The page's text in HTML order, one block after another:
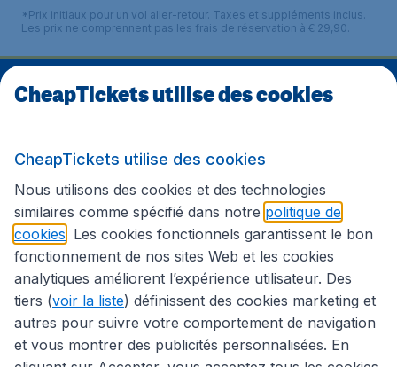
*Prix initiaux pour un vol aller-retour. Taxes et suppléments inclus.
Les prix ne comprennent pas les frais de réservation à € 29,90.
CheapTickets.be
Sites internationaux
CheapTickets utilise des cookies
CheapTickets utilise des cookies
Nous utilisons des cookies et des technologies
similaires comme spécifié dans notre politique de
cookies . Les cookies fonctionnels garantissent le bon
fonctionnement de nos sites Web et les cookies
analytiques améliorent l’expérience utilisateur. Des
tiers (voir la liste) définissent des cookies marketing et
autres pour suivre votre comportement de navigation
et vous montrer des publicités personnalisées. En